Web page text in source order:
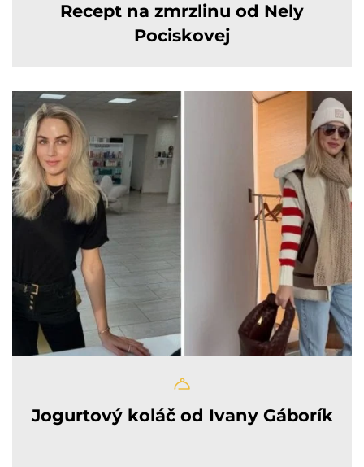
Recept na zmrzlinu od Nely
Pociskovej
Jogurtový koláč od Ivany Gáborík